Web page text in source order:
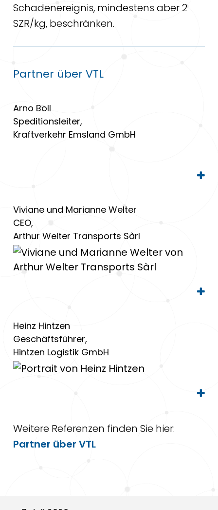
Schadenereignis, mindestens aber 2
SZR/kg, beschränken.
Partner über VTL
Arno Boll
Speditionsleiter,
Kraftverkehr Emsland GmbH
Viviane und Marianne Welter
CEO,
Arthur Welter Transports Sàrl
Heinz Hintzen
Geschäftsführer,
Hintzen Logistik GmbH
Weitere Referenzen finden Sie hier:
Partner über VTL